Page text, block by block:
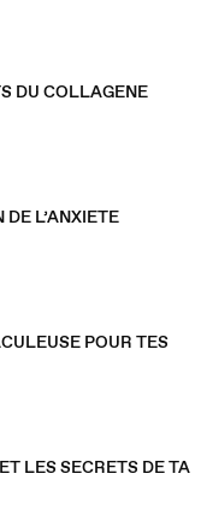
DU COLLAGENE
L’ANXIETE
POUR TES
LES SECRETS DE TA